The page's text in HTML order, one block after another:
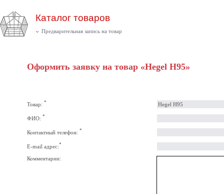
Каталог товаров
Предварительная запись на товар
Оформить заявку на товар «Hegel H95»
Товар: *
ФИО: *
Контактный телефон: *
E-mail адрес:*
Комментарии: